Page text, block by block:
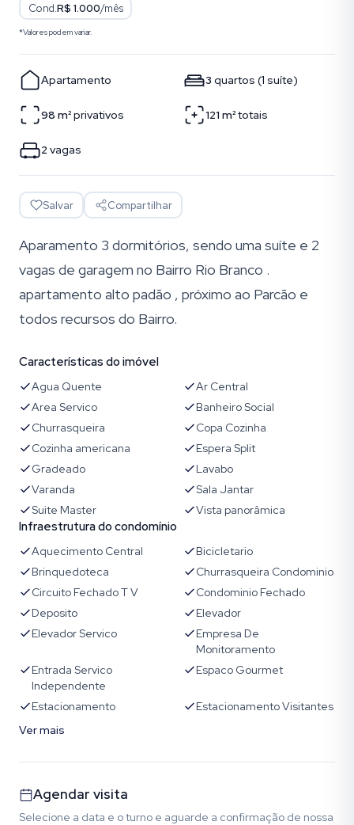
Cond.R$ 1.000/mês
*Valores podem variar.
Apartamento 3 quartos (1 suíte)
98 m²privativos 121 m²totais
2 vagas
Salvar Compartilhar
Aparamento 3 dormitórios, sendo uma suíte e 2
vagas de garagem no Bairro Rio Branco .
apartamento alto padão , próximo ao Parcão e
todos recursos do Bairro.
Características do imóvel
Agua Quente
Ar Central
Area Servico
Banheiro Social
Churrasqueira
Copa Cozinha
Cozinha americana
Espera Split
Gradeado
Lavabo
Varanda
Sala Jantar
Suite Master
Vista panorâmica
Infraestrutura do condomínio
Aquecimento Central
Bicicletario
Brinquedoteca
Churrasqueira Condominio
Circuito Fechado T V
Condominio Fechado
Deposito
Elevador
Elevador Servico
Empresa De
Monitoramento
Entrada Servico
Independente
Espaco Gourmet
Estacionamento
Estacionamento Visitantes
Ver mais
Agendar visita
Selecione a data e o turno e aguarde a confirmação de nossa